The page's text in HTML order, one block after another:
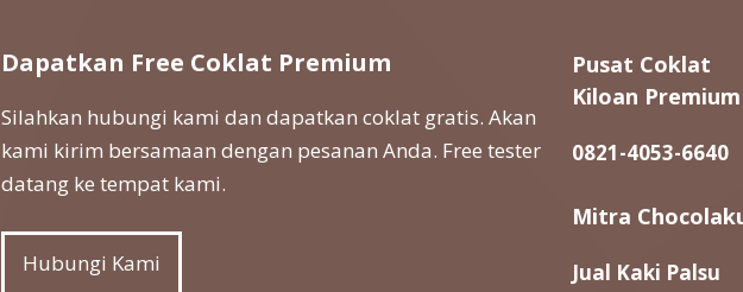
Dapatkan Free Coklat Premium
Silahkan hubungi kami dan dapatkan coklat gratis. Akan
kami kirim bersamaan dengan pesanan Anda. Free tester
datang ke tempat kami.
Hubungi Kami
Pusat Coklat
Kiloan Premium
0821-4053-6640
Mitra
Jual Kaki Palsu